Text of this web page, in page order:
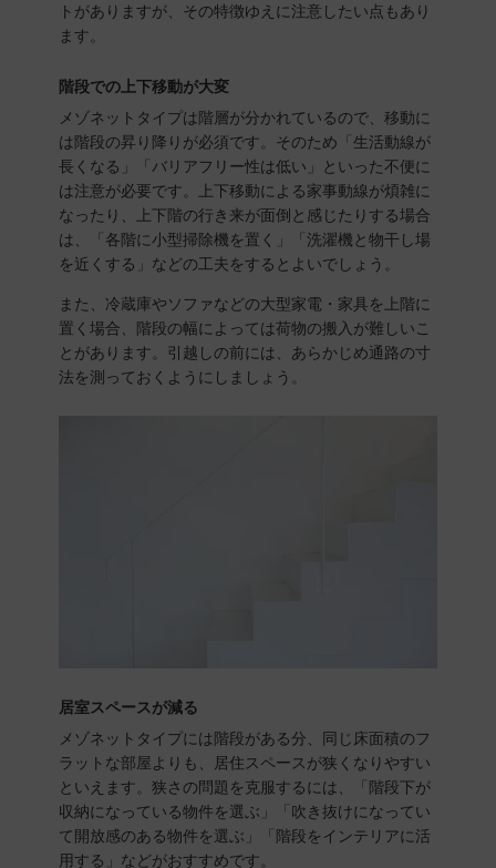
トがありますが、その特徴ゆえに注意したい点もあり
ます。
階段での上下移動が大変
メゾネットタイプは階層が分かれているので、移動に
は階段の昇り降りが必須です。そのため「生活動線が
長くなる」「バリアフリー性は低い」といった不便に
は注意が必要です。上下移動による家事動線が煩雑に
なったり、上下階の行き来が面倒と感じたりする場合
は、「各階に小型掃除機を置く」「洗濯機と物干し場
を近くする」などの工夫をするとよいでしょう。
また、冷蔵庫やソファなどの大型家電・家具を上階に
置く場合、階段の幅によっては荷物の搬入が難しいこ
とがあります。引越しの前には、あらかじめ通路の寸
法を測っておくようにしましょう。
居室スペースが減る
メゾネットタイプには階段がある分、同じ床面積のフ
ラットな部屋よりも、居住スペースが狭くなりやすい
といえます。狭さの問題を克服するには、「階段下が
収納になっている物件を選ぶ」「吹き抜けになってい
て開放感のある物件を選ぶ」「階段をインテリアに活
用する」などがおすすめです。